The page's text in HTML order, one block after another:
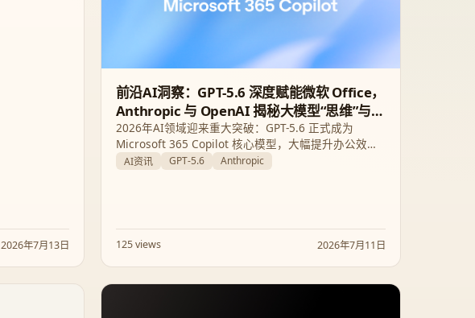
强模型
2026年7月13日
前沿AI洞察：GPT-5.6 深度赋能微软 Office，
Anthropic 与 OpenAI 揭秘大模型“思维”与评
测盲区
2026年AI领域迎来重大突破：GPT-5.6 正式成为
Microsoft 365 Copilot 核心模型，大幅提升办公效
率。同时，Anthropic 披露了 Claude 的“潜意识”空
AI资讯 GPT-5.6 Anthropic
125 views 2026年7月11日